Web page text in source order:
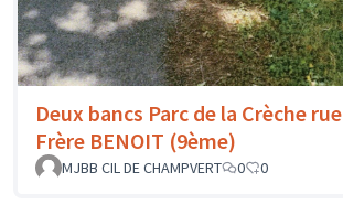
Deux bancs Parc de la Crèche rue
Frère BENOIT (9ème)
MJBB CIL DE CHAMPVERT
0 0